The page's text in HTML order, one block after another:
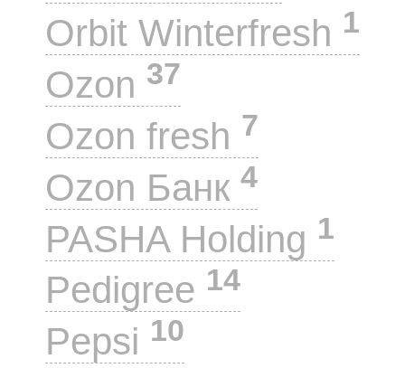
Orbit Winterfresh 1
Ozon 37
Ozon fresh 7
Ozon Банк 4
PASHA Holding 1
Pedigree 14
Pepsi 10